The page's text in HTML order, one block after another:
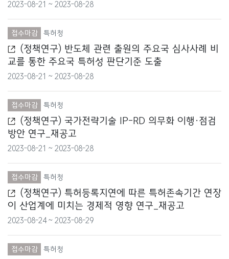
식품의약품안전처
외교부
원자력안전위원회
질병관리청
해양경찰청
2023-08-21 ~ 2023-08-28
접수마감 특허청
(정책연구) 반도체 관련 출원의 주요국 심사사례 비
교를 통한 주요국 특허성 판단기준 도출
2023-08-21 ~ 2023-08-28
접수마감 특허청
(정책연구) 국가전략기술 IP-RD 의무화 이행·점검
방안 연구_재공고
2023-08-21 ~ 2023-08-28
접수마감 특허청
(정책연구) 특허등록지연에 따른 특허존속기간 연장
이 산업계에 미치는 경제적 영향 연구_재공고
2023-08-24 ~ 2023-08-29
접수마감 특허청